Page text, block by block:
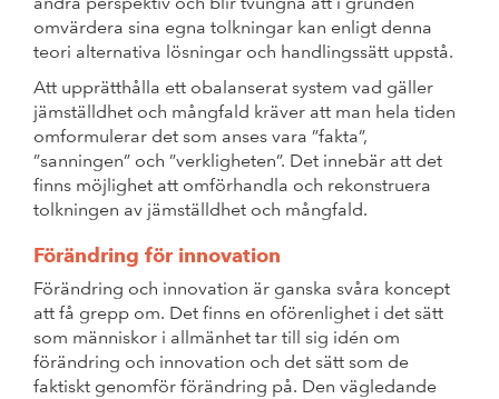
omvärdera sina egna tolkningar kan enligt denna
teori alternativa lösningar och handlingssätt uppstå.
Att upprätthålla ett obalanserat system vad gäller
jämställdhet och mångfald kräver att man hela tiden
omformulerar det som anses vara ”fakta”,
”sanningen” och ”verkligheten”. Det innebär att det
finns möjlighet att omförhandla och rekonstruera
tolkningen av jämställdhet och mångfald.
Förändring för innovation
Förändring och innovation är ganska svåra koncept
att få grepp om. Det finns en oförenlighet i det sätt
som människor i allmänhet tar till sig idén om
förändring och innovation och det sätt som de
faktiskt genomför förändring på. Den vägledande